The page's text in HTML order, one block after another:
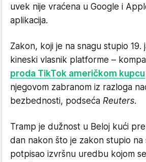
uvek nije vraćena u Google i
aplikacija.
Zakon, koji je na snagu stupio 19.
kineski vlasnik platforme –
proda TikTok američkom kupcu
njegovom zabranom iz razloga
bezbednosti, podseća Reuters.
Tramp je dužnost u Beloj kući
dan nakon što je zakon stupio na
potpisao izvršnu uredbu kojom